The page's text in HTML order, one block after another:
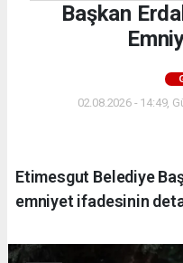
Başkan
02.08.2026 - 14:49,
Etimesgut Belediye
emniyet ifadesinin